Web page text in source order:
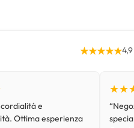
★★★★★
e
Ottima esperienza